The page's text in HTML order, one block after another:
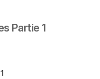
Partie 1